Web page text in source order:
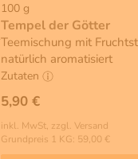
100 g
Tempel der Götter
Teemischung mit
natürlich aromatisiert
Zutaten
5,90 €
inkl. MwSt, zzgl. Versand
Grundpreis 1 KG: 59,00 €